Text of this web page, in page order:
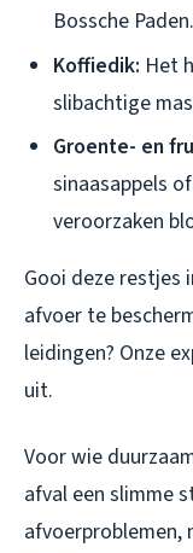
Bossche Paden.
Koffiedik: Het
slibachtige
Groente- en
sinaasappels
veroorzaken
Gooi deze restjes
afvoer te
leidingen? Onze
uit.
Voor wie
afval een slimme
afvoerproblemen,